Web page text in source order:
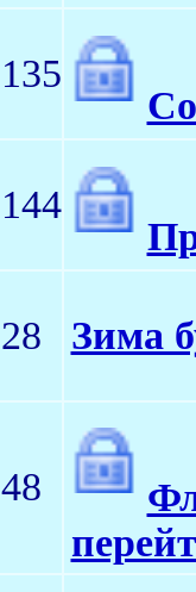
135
144
28 Зима
48